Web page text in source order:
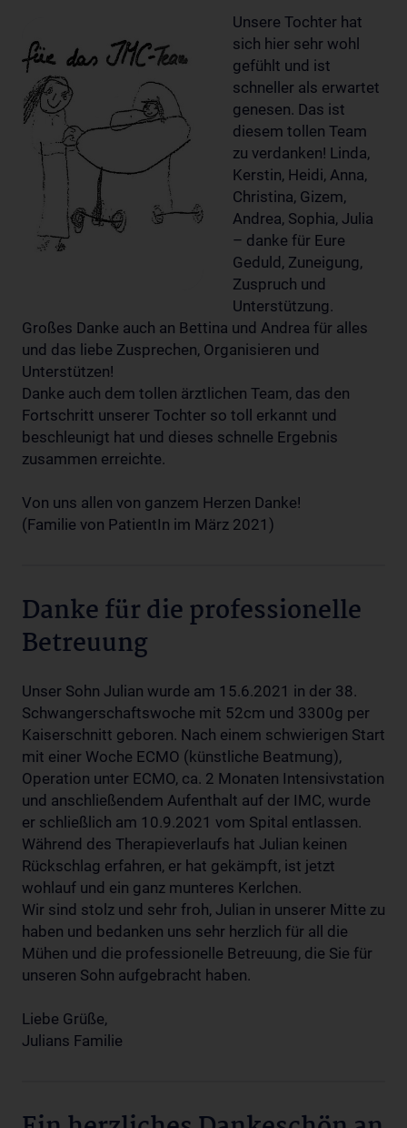
Unsere Tochter hat
sich hier sehr wohl
gefühlt und ist
schneller als erwartet
genesen. Das ist
diesem tollen Team
zu verdanken! Linda,
Kerstin, Heidi, Anna,
Christina, Gizem,
Andrea, Sophia, Julia
– danke für Eure
Geduld, Zuneigung,
Zuspruch und
Unterstützung.
Großes Danke auch an Bettina und Andrea für alles
und das liebe Zusprechen, Organisieren und
Unterstützen!
Danke auch dem tollen ärztlichen Team, das den
Fortschritt unserer Tochter so toll erkannt und
beschleunigt hat und dieses schnelle Ergebnis
zusammen erreichte.
Von uns allen von ganzem Herzen Danke!
(Familie von PatientIn im März 2021)
Danke für die professionelle
Betreuung
Unser Sohn Julian wurde am 15.6.2021 in der 38.
Schwangerschaftswoche mit 52cm und 3300g per
Kaiserschnitt geboren. Nach einem schwierigen Start
mit einer Woche ECMO (künstliche Beatmung),
Operation unter ECMO, ca. 2 Monaten Intensivstation
und anschließendem Aufenthalt auf der IMC, wurde
er schließlich am 10.9.2021 vom Spital entlassen.
Während des Therapieverlaufs hat Julian keinen
Rückschlag erfahren, er hat gekämpft, ist jetzt
wohlauf und ein ganz munteres Kerlchen.
Wir sind stolz und sehr froh, Julian in unserer Mitte zu
haben und bedanken uns sehr herzlich für all die
Mühen und die professionelle Betreuung, die Sie für
unseren Sohn aufgebracht haben.
Liebe Grüße,
Julians Familie